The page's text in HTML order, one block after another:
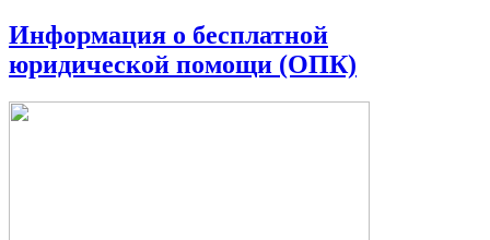
Информация о бесплатной
юридической помощи (ОПК)